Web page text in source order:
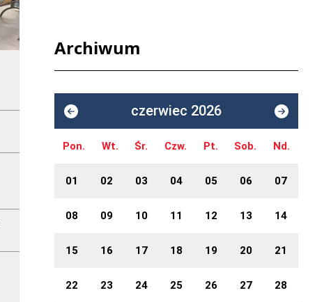
Archiwum
czerwiec 2026
Pon. Wt. Śr. Czw. Pt. Sob. Nd.
01 02 03 04 05 06 07
08 09 10 11 12 13 14
15 16 17 18 19 20 21
22 23 24 25 26 27 28